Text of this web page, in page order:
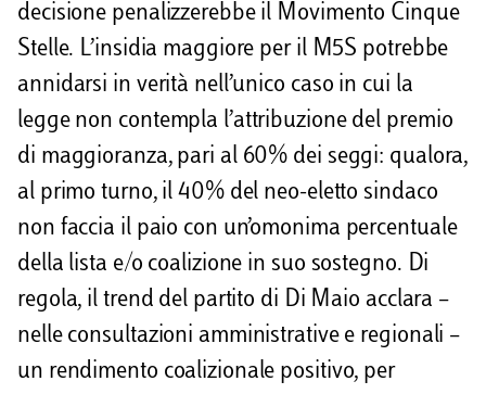
decisione penalizzerebbe il Movimento Cinque
Stelle. L’insidia maggiore per il M5S potrebbe
annidarsi in verità nell’unico caso in cui la
legge non contempla l’attribuzione del premio
di maggioranza, pari al 60% dei seggi: qualora,
al primo turno, il 40% del neo-eletto sindaco
non faccia il paio con un’omonima percentuale
della lista e/o coalizione in suo sostegno. Di
regola, il trend del partito di Di Maio acclara –
nelle consultazioni amministrative e regionali –
un rendimento coalizionale positivo, per